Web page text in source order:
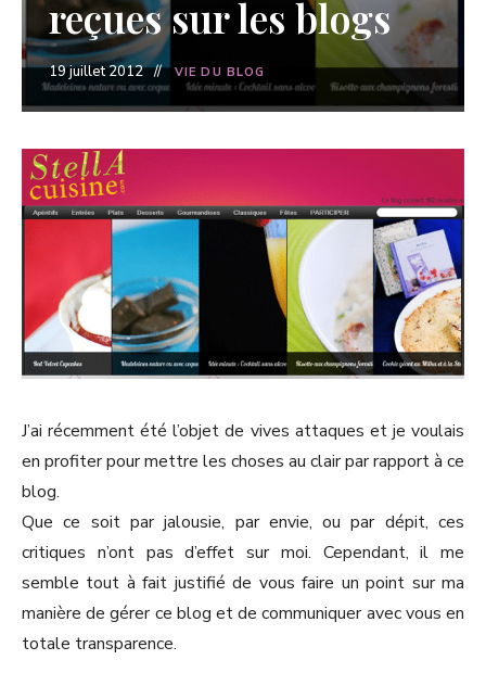
reçues sur les blogs
19 juillet 2012 VIE DU BLOG
J’ai récemment été l’objet de vives attaques et je voulais
en profiter pour mettre les choses au clair par rapport à ce
blog.
Que ce soit par jalousie, par envie, ou par dépit, ces
critiques n’ont pas d’effet sur moi. Cependant, il me
semble tout à fait justifié de vous faire un point sur ma
manière de gérer ce blog et de communiquer avec vous en
totale transparence.